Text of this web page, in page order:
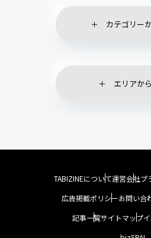
カテゴリー
エリアか
TABIZINEについて運営会社プ
広告掲載ポリシーお問い合
記事一覧サイトマップ